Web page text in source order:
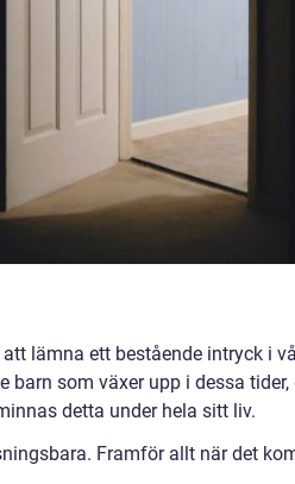
lämna ett bestående intryck i
barn som växer upp i dessa
detta under hela sitt liv.
Framför allt när det